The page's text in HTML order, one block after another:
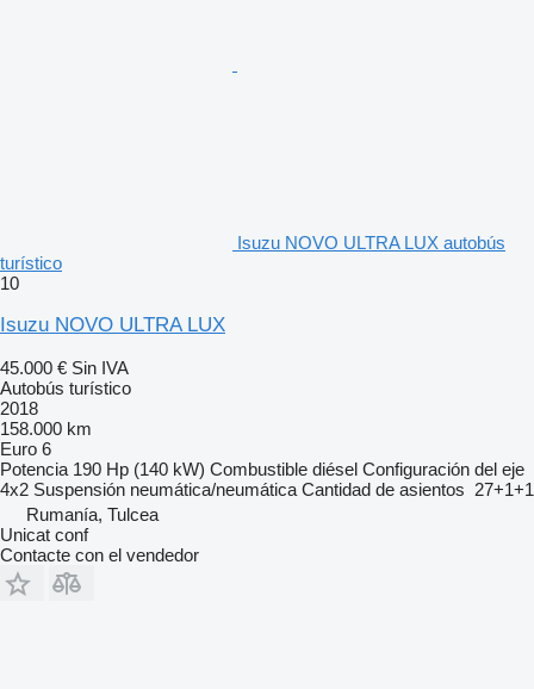
Isuzu NOVO ULTRA LUX autobús
turístico
10
Isuzu NOVO ULTRA LUX
45.000 € Sin IVA
Autobús turístico
2018
158.000 km
Euro 6
Potencia 190 Hp (140 kW) Combustible diésel Configuración del eje
4x2 Suspensión neumática/neumática Cantidad de asientos 27+1+1
Rumanía, Tulcea
Unicat conf
Contacte con el vendedor